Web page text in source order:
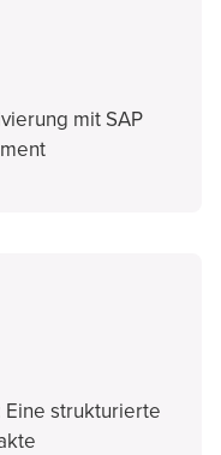
mit SAP
Eine strukturierte